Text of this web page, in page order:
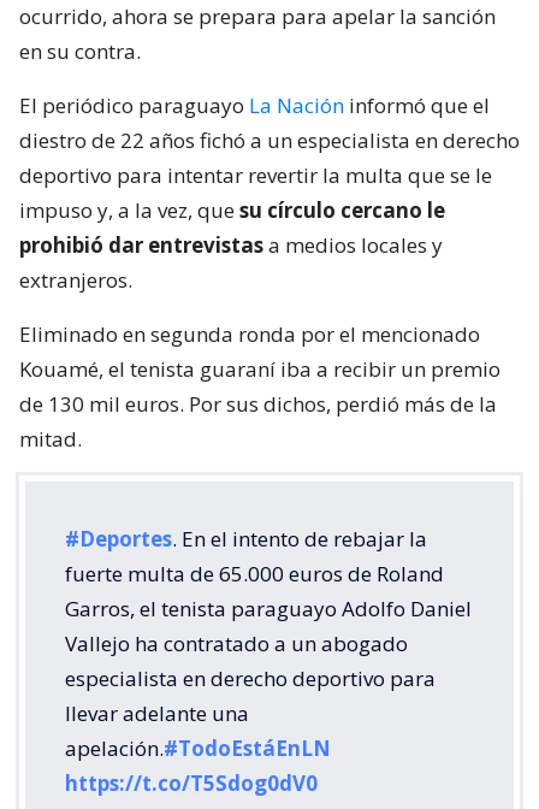
ocurrido, ahora se prepara para apelar la sanción
en su contra.
El periódico paraguayo La Nación informó que el
diestro de 22 años fichó a un especialista en derecho
deportivo para intentar revertir la multa que se le
impuso y, a la vez, quesu círculo cercano le
prohibió dar entrevistasa medios locales y
extranjeros.
Eliminado en segunda ronda por el mencionado
Kouamé, el tenista guaraní iba a recibir un premio
de 130 mil euros. Por sus dichos, perdió más de la
mitad.
#Deportes. En el intento de rebajar la
fuerte multa de 65.000 euros de Roland
Garros, el tenista paraguayo Adolfo Daniel
Vallejo ha contratado a un abogado
especialista en derecho deportivo para
llevar adelante una
apelación.#TodoEstáEnLN
https://t.co/T5Sdog0dV0